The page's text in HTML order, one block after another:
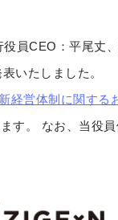
員CEO：平尾丈
表いたしました。
経営体制に関する
す。 なお、当役